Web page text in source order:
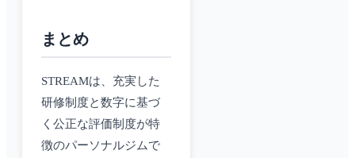
まとめ
STREAMは、充実した
研修制度と数字に基づ
く公正な評価制度が特
徴のパーソナルジムで